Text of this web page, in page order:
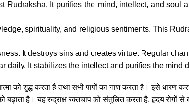
Rudraksha. It purifies the mind, intellect, and soul
spirituality, and religious sentiments. This
It destroys sins and creates virtue. Regular
daily. It stabilizes the intellect and purifies the mind
को शुद्ध करता है तथा सभी पापों का नाश करता है। इसे धारण
बढ़ाता है। यह रुद्राक्ष रक्तचाप को संतुलित करता है, हृदय रोगों